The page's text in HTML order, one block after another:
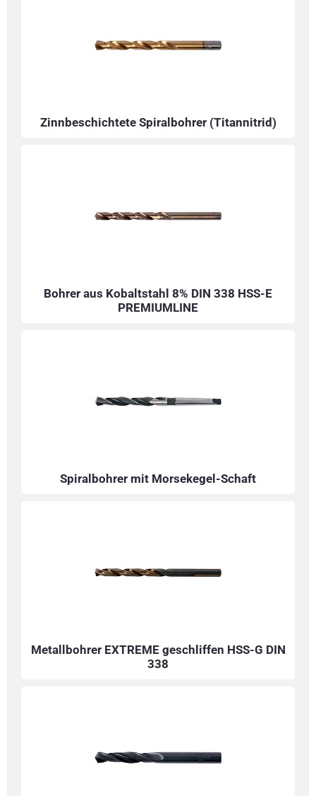
Zinnbeschichtete Spiralbohrer (Titannitrid)
Bohrer aus Kobaltstahl 8% DIN 338 HSS-E
PREMIUMLINE
Spiralbohrer mit Morsekegel-Schaft
Metallbohrer EXTREME geschliffen HSS-G DIN
338